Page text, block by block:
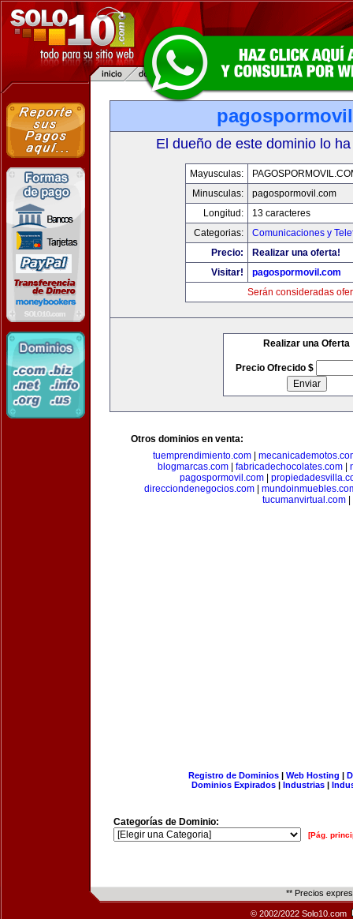
El dueño de este dominio lo
Mayusculas:
Minusculas:
pagospormovil.com
Longitud:
13 caracteres
Categorias:
Comunicaciones y
Precio:
Realizar una oferta!
Visitar!
pagospormovil.com
Serán consideradas
Realizar una Oferta
Precio Ofrecido $
Otros dominios en venta:
tuemprendimiento.com
blogmarcas.com
fabricadechocolates.com
pagospormovil.com
direcciondenegocios.com
tucumanvirtual.com
Registro de Dominios| Web Hosting |
Dominios Expirados | Industrias |
Categorías de Dominio:
[Pág.
** Precios
© 2002/2022 Solo10.com